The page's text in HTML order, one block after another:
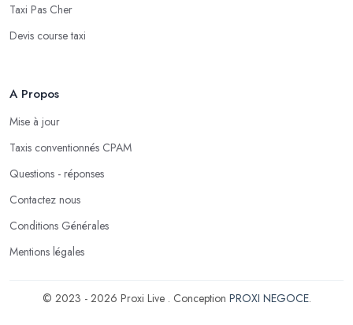
Taxi Pas Cher
Devis course taxi
A Propos
Mise à jour
Taxis conventionnés CPAM
Questions - réponses
Contactez nous
Conditions Générales
Mentions légales
© 2023 - 2026 Proxi Live . Conception PROXI NEGOCE.